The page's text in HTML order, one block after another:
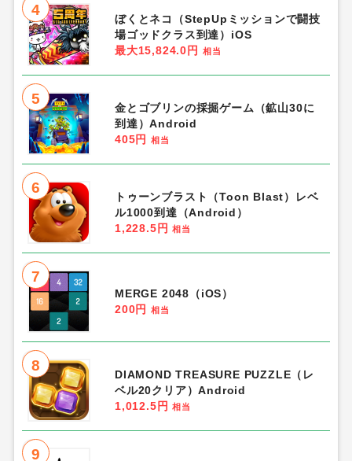
4
ぼくとネコ（StepUpミッションで闘技
場ゴッドクラス到達）iOS
最大15,824.0円
相当
5
金とゴブリンの採掘ゲーム（鉱山30に
到達）Android
405円
相当
6
トゥーンブラスト（Toon Blast）レベ
ル1000到達（Android）
1,228.5円
相当
7
MERGE 2048（iOS）
200円
相当
8
DIAMOND TREASURE PUZZLE（レ
ベル20クリア）Android
1,012.5円
相当
9